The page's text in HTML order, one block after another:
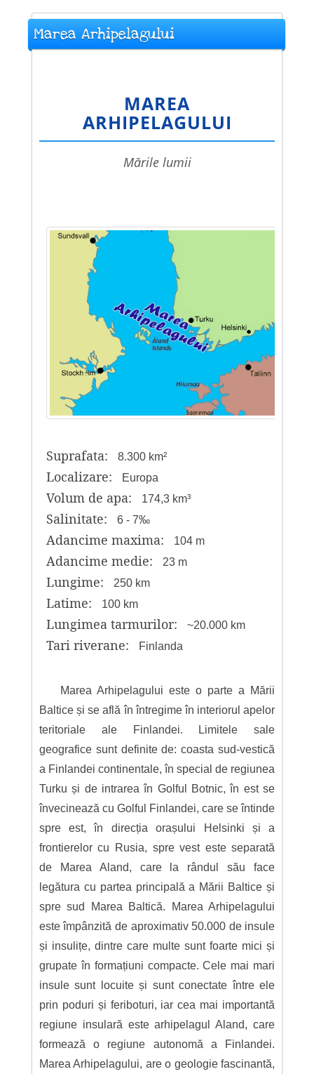
Marea Arhipelagului
MAREA
ARHIPELAGULUI
mările lumii
Suprafata: 8.300 km²
Localizare: Europa
Volum de apa: 174,3 km³
Salinitate: 6 - 7‰
Adancime maxima: 104 m
Adancime medie: 23 m
Lungime: 250 km
Latime: 100 km
Lungimea tarmurilor: ~20.000 km
Tari riverane: Finlanda
Marea Arhipelagului este o parte a Mării
Baltice și se află în întregime în interiorul apelor
teritoriale ale Finlandei. Limitele sale
geografice sunt definite de: coasta sud-vestică
a Finlandei continentale, în special de regiunea
Turku și de intrarea în Golful Botnic, în est se
învecinează cu Golful Finlandei, care se întinde
spre est, în direcția orașului Helsinki și a
frontierelor cu Rusia, spre vest este separată
de Marea Aland, care la rândul său face
legătura cu partea principală a Mării Baltice și
spre sud Marea Baltică. Marea Arhipelagului
este împânzită de aproximativ 50.000 de insule
și insulițe, dintre care multe sunt foarte mici și
grupate în formațiuni compacte. Cele mai mari
insule sunt locuite și sunt conectate între ele
prin poduri și feriboturi, iar cea mai importantă
regiune insulară este arhipelagul Aland, care
formează o regiune autonomă a Finlandei.
Marea Arhipelagului, are o geologie fascinantă,